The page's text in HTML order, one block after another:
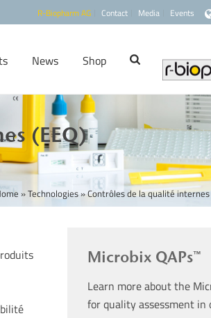
R-Biopharm AG Contact Media Events
News Shop
(EEQ)
»Technologies»Contrôles de la qualité internes
Microbix QAPs™
Learn more about the
for quality assessment in